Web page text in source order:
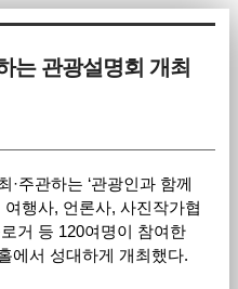
는 관광설명회 개최
·주관하는 ‘관광인과 함께
행사, 언론사, 사진작가협
거 등 120여명이 참여한
에서 성대하게 개최했다.
치북5
치북5